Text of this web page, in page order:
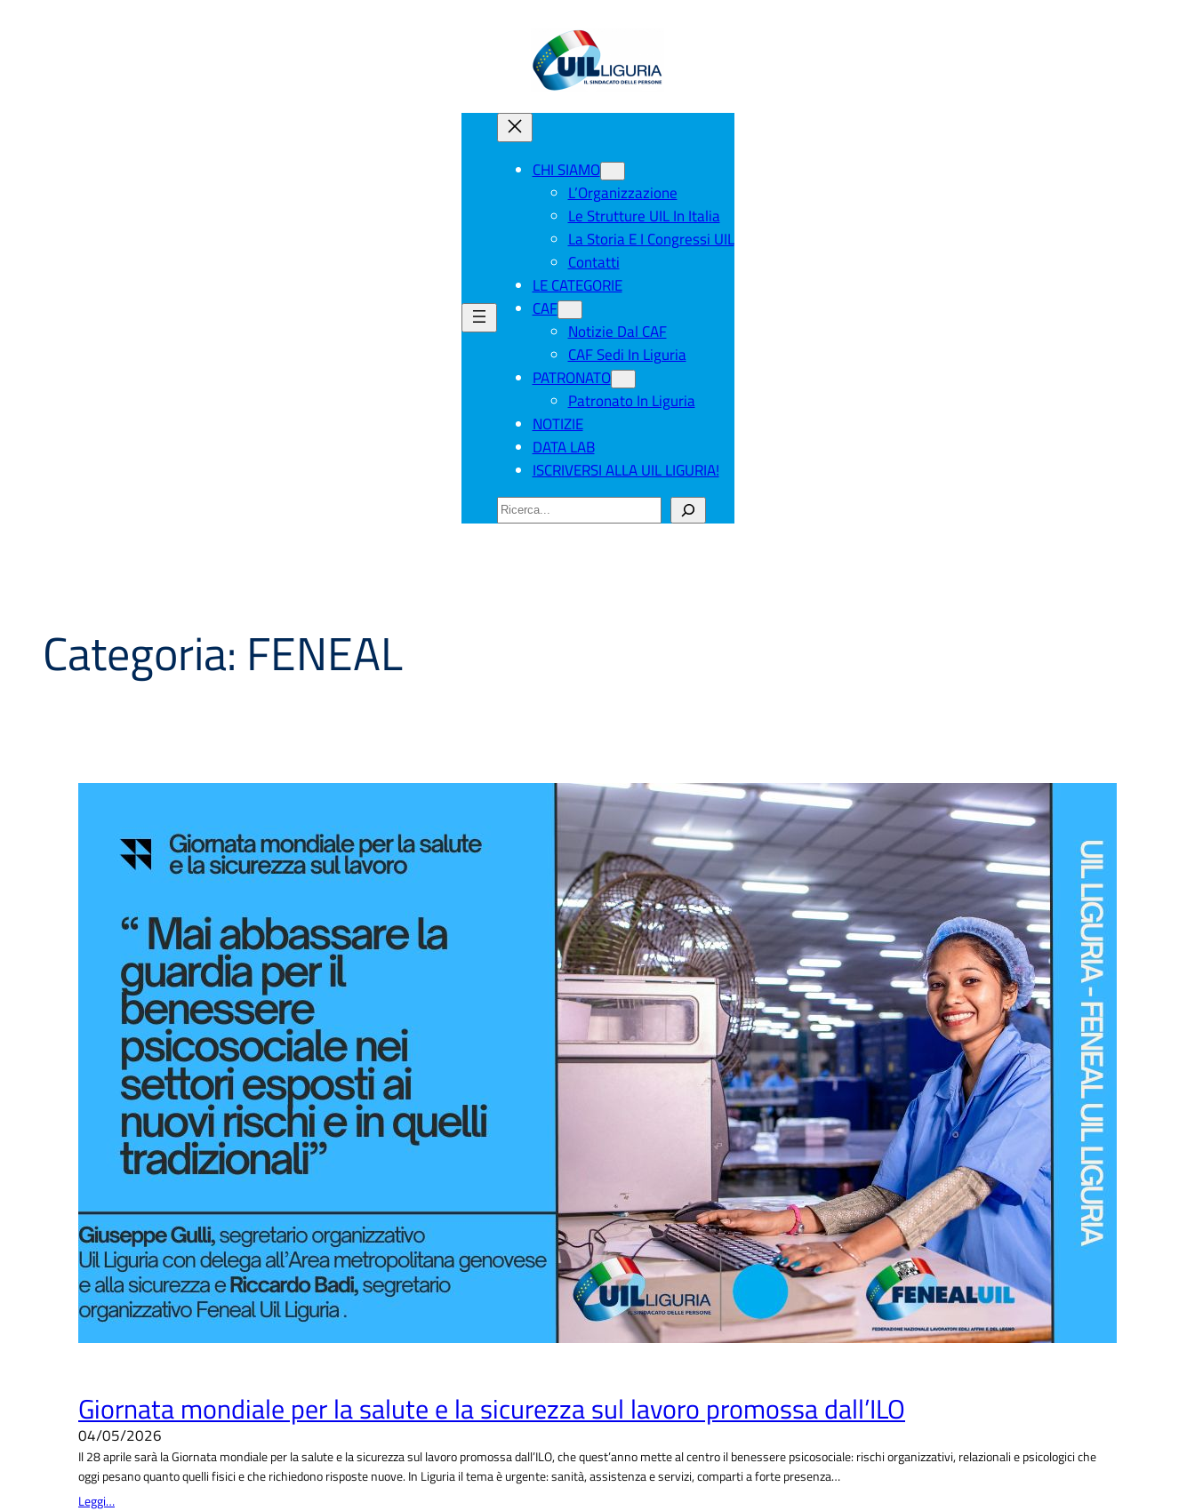
CHI SIAMO
L’Organizzazione
Le Strutture UIL In Italia
La Storia E I Congressi UIL
Contatti
LE CATEGORIE
CAF
Notizie Dal CAF
CAF Sedi In Liguria
PATRONATO
Patronato In Liguria
NOTIZIE
DATA LAB
ISCRIVERSI ALLA UIL LIGURIA!
CERCA
Categoria: FENEAL
Giornata mondiale per la salute e la sicurezza sul lavoro promossa dall’ILO
04/05/2026
Il 28 aprile sarà la Giornata mondiale per la salute e la sicurezza sul lavoro promossa dall’ILO, che quest’anno mette al centro il benessere psicosociale: rischi organizzativi, relazionali e psicologici che
oggi pesano quanto quelli fisici e che richiedono risposte nuove. In Liguria il tema è urgente: sanità, assistenza e servizi, comparti a forte presenza…
Leggi…